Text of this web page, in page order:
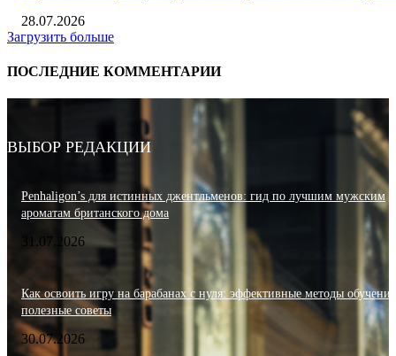
28.07.2026
Загрузить больше
ПОСЛЕДНИЕ КОММЕНТАРИИ
ВЫБОР РЕДАКЦИИ
Penhaligon’s для истинных джентльменов: гид по лучшим мужским
ароматам британского дома
31.07.2026
Как освоить игру на барабанах с нуля: эффективные методы
полезные советы
30.07.2026